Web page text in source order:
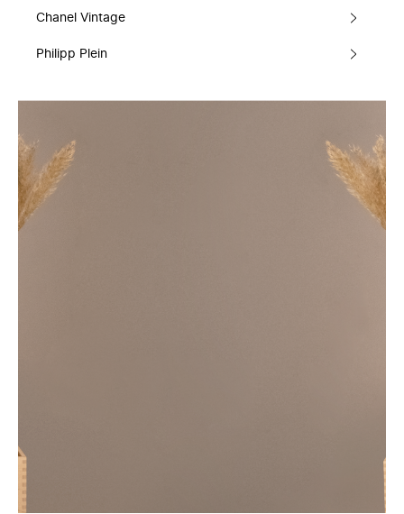
Chanel Vintage
Philipp Plein